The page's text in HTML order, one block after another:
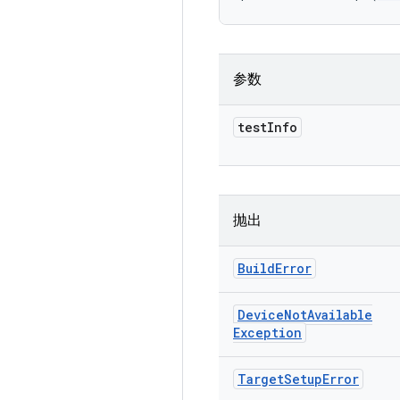
参数
testInfo
抛出
BuildError
DeviceNotAvailable
Exception
TargetSetupError